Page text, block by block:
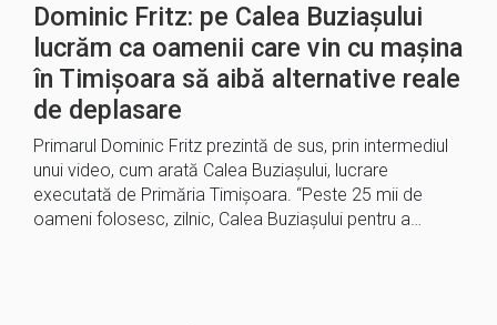
Dominic Fritz: pe Calea Buziașului
lucrăm ca oamenii care vin cu mașina
în Timișoara să aibă alternative reale
de deplasare
Primarul Dominic Fritz prezintă de sus, prin intermediul
unui video, cum arată Calea Buziașului, lucrare
executată de Primăria Timișoara. “Peste 25 mii de
oameni folosesc, zilnic, Calea Buziașului pentru a…